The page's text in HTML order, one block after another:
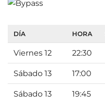
DÍA HORA
Viernes 12 22:30
Sábado 13 17:00
Sábado 13 19:45